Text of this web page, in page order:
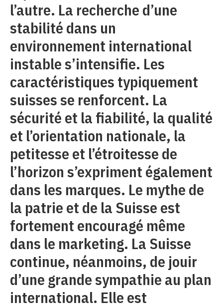
l’autre. La recherche d’une
stabilité dans un
environnement international
instable s’intensifie. Les
caractéristiques typiquement
suisses se renforcent. La
sécurité et la fiabilité, la qualité
et l’orientation nationale, la
petitesse et l’étroitesse de
l’horizon s’expriment également
dans les marques. Le mythe de
la patrie et de la Suisse est
fortement encouragé même
dans le marketing. La Suisse
continue, néanmoins, de jouir
d’une grande sympathie au plan
international. Elle est